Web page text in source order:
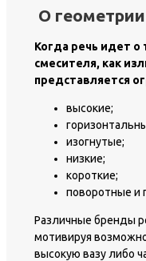
О
Когда речь идет о
смесителя, как
представляется
высокие;
изогнутые;
низкие;
короткие;
поворотные и
Различные бренды
мотивируя
высокую вазу либо